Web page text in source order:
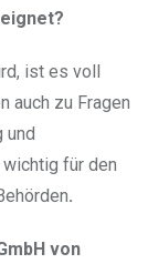
ist es voll
auch zu Fragen
und
für den
.
von